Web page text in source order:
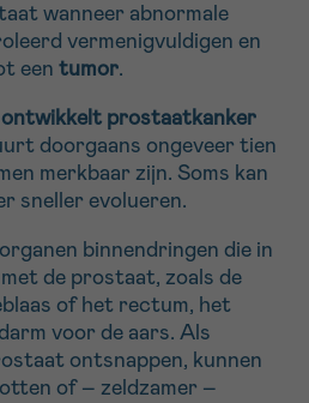
wanneer abnormale
vermenigvuldigen en
een tumor.
ontwikkelt prostaatkanker
doorgaans ongeveer tien
merkbaar zijn. Soms kan
sneller evolueren.
binnendringen die in
de prostaat, zoals de
of het rectum, het
voor de aars. Als
ontsnappen, kunnen
of – zeldzamer –
15 802
worden
Kankerinfo